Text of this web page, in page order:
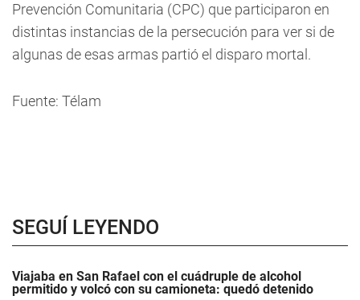
Prevención Comunitaria (CPC) que participaron en
distintas instancias de la persecución para ver si de
algunas de esas armas partió el disparo mortal.
Fuente: Télam
SEGUÍ LEYENDO
Viajaba en San Rafael con el cuádruple de alcohol
permitido y volcó con su camioneta: quedó detenido